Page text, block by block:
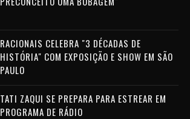
RACIONAIS CELEBRA "3 DÉCADAS DE
HISTÓRIA" COM EXPOSIÇÃO E SHOW EM SÃO
PAULO
TATI ZAQUI SE PREPARA PARA ESTREAR EM
PROGRAMA DE RÁDIO